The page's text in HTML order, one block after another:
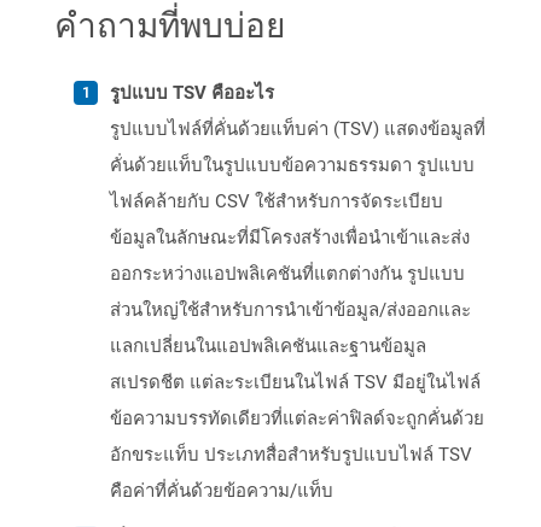
คำถามที่พบบ่อย
รูปแบบ TSV คืออะไร
รูปแบบไฟล์ที่คั่นด้วยแท็บค่า (TSV) แสดงข้อมูลที่
คั่นด้วยแท็บในรูปแบบข้อความธรรมดา รูปแบบ
ไฟล์คล้ายกับ CSV ใช้สำหรับการจัดระเบียบ
ข้อมูลในลักษณะที่มีโครงสร้างเพื่อนำเข้าและส่ง
ออกระหว่างแอปพลิเคชันที่แตกต่างกัน รูปแบบ
ส่วนใหญ่ใช้สำหรับการนำเข้าข้อมูล/ส่งออกและ
แลกเปลี่ยนในแอปพลิเคชันและฐานข้อมูล
สเปรดชีต แต่ละระเบียนในไฟล์ TSV มีอยู่ในไฟล์
ข้อความบรรทัดเดียวที่แต่ละค่าฟิลด์จะถูกคั่นด้วย
อักขระแท็บ ประเภทสื่อสำหรับรูปแบบไฟล์ TSV
คือค่าที่คั่นด้วยข้อความ/แท็บ